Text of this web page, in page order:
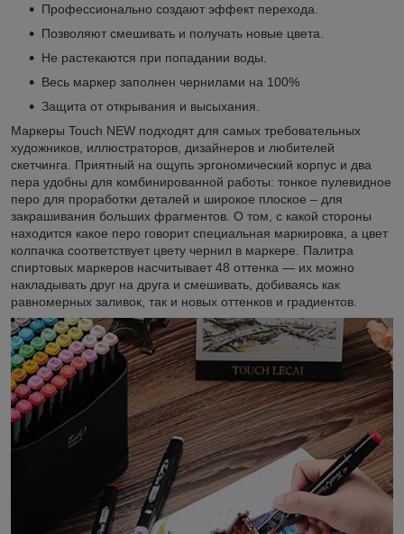
Профессионально создают эффект перехода.
Позволяют смешивать и получать новые цвета.
Не растекаются при попадании воды.
Весь маркер заполнен чернилами на 100%
Защита от открывания и высыхания.
Маркеры Touch NEW подходят для самых требовательных
художников, иллюстраторов, дизайнеров и любителей
скетчинга. Приятный на ощупь эргономический корпус и два
пера удобны для комбинированной работы: тонкое пулевидное
перо для проработки деталей и широкое плоское – для
закрашивания больших фрагментов. О том, с какой стороны
находится какое перо говорит специальная маркировка, а цвет
колпачка соответствует цвету чернил в маркере. Палитра
спиртовых маркеров насчитывает 48 оттенка — их можно
накладывать друг на друга и смешивать, добиваясь как
равномерных заливок, так и новых оттенков и градиентов.